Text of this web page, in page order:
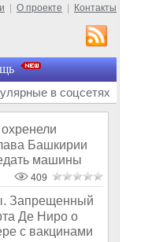
О проекте Контакты
в соцсетях
Башкирии
машины
409
Запрещенный
Де Ниро о
с вакцинами